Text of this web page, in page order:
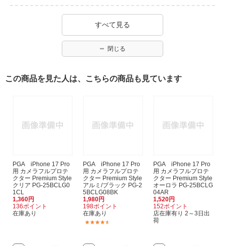
すべて見る
閉じる
この商品を見た人は、こちらの商品も見ています
PGA iPhone 17 Pro
用 カメラフルプロテ
クター Premium Style
クリア PG-25BCLG0
1CL
1,360円
136ポイント
在庫あり
PGA iPhone 17 Pro
用 カメラフルプロテ
クター Premium Style
アルミ/ブラック PG-2
5BCLG08BK
1,980円
198ポイント
在庫あり
PGA iPhone 17 Pro
用 カメラフルプロテ
クター Premium Style
オーロラ PG-25BCLG
04AR
1,520円
152ポイント
店在庫有り 2～3日出
荷